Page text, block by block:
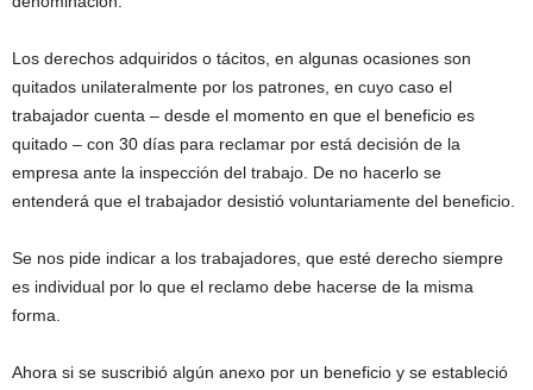
Los derechos adquiridos o tácitos, en algunas ocasiones son
quitados unilateralmente por los patrones, en cuyo caso el
trabajador cuenta – desde el momento en que el beneficio es
quitado – con 30 días para reclamar por está decisión de la
empresa ante la inspección del trabajo. De no hacerlo se
entenderá que el trabajador desistió voluntariamente del beneficio.
Se nos pide indicar a los trabajadores, que esté derecho siempre
es individual por lo que el reclamo debe hacerse de la misma
forma.
Ahora si se suscribió algún anexo por un beneficio y se estableció